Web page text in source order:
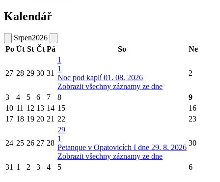
Kalendář
Srpen2026
Po Út St Čt Pá So Ne
27 28 29 30 31
1
1
Noc pod kaplí 01. 08. 2026
Zobrazit všechny záznamy ze dne
2
3 4 5 6 7 8
9
10 11 12 13 14 15
16
17 18 19 20 21 22 23
24 25 26 27 28
29
1
Petanque v Opatovicích I dne 29. 8. 2026
Zobrazit všechny záznamy ze dne
30
31 1 2 3 4 5 6